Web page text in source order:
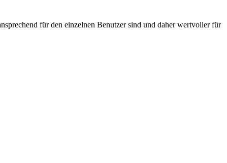
für den einzelnen Benutzer sind und daher wertvoller für